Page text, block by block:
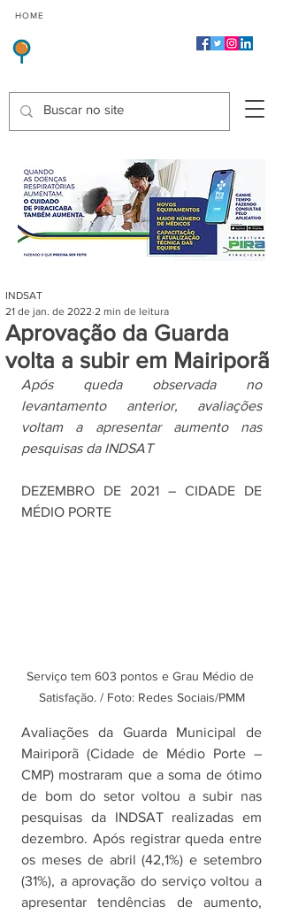
HOME
Aprovação da Guarda
volta a subir em Mairiporã
INDSAT
21 de jan. de 2022 2 min de leitura
Após queda observada no
levantamento anterior, avaliações
voltam a apresentar aumento nas
pesquisas da INDSAT
DEZEMBRO DE 2021 – CIDADE DE
MÉDIO PORTE
Serviço tem 603 pontos e Grau Médio de
Satisfação. / Foto: Redes Sociais/PMM
Avaliações da Guarda Municipal de
Mairiporã (Cidade de Médio Porte –
CMP) mostraram que a soma de ótimo
de bom do setor voltou a subir nas
pesquisas da INDSAT realizadas em
dezembro. Após registrar queda entre
os meses de abril (42,1%) e setembro
(31%), a aprovação do serviço voltou a
apresentar tendências de aumento,